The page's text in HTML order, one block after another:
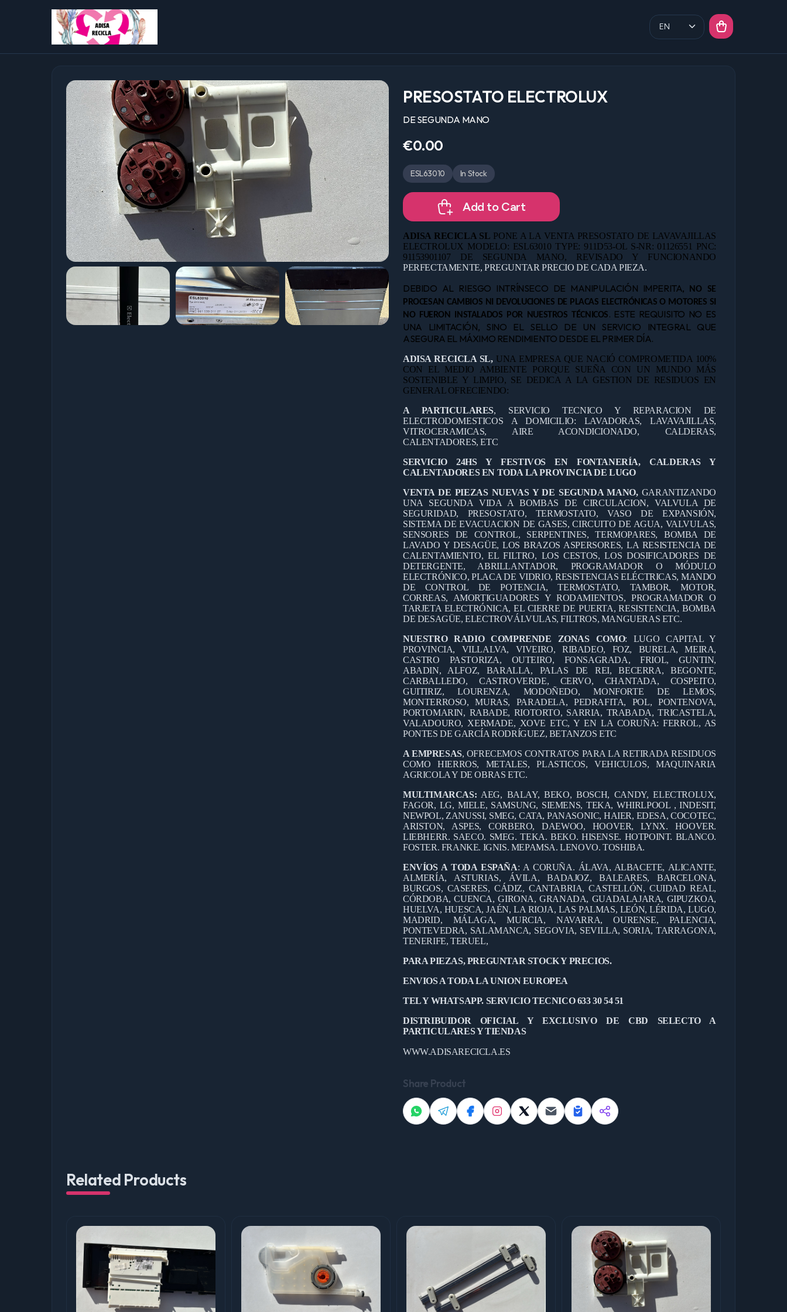
PRESOSTATO ELECTROLUX
DE SEGUNDA MANO
€0.00
ESL63010 In Stock
Add to Cart
ADISA RECICLA SL PONE A LA VENTA PRESOSTATO DE LAVAVAJILLAS
ELECTROLUX MODELO: ESL63010 TYPE: 911D53-OL S-NR: 01126551 PNC:
91153901107 DE SEGUNDA MANO, REVISADO Y FUNCIONANDO
PERFECTAMENTE, PREGUNTAR PRECIO DE CADA PIEZA.
DEBIDO AL RIESGO INTRÍNSECO DE MANIPULACIÓN IMPERITA,
NO SE
PROCESAN CAMBIOS NI DEVOLUCIONES DE PLACAS ELECTRÓNICAS O MOTORES SI
NO FUERON INSTALADOS POR NUESTROS TÉCNICOS. ESTE REQUISITO NO ES
UNA LIMITACIÓN, SINO EL SELLO DE UN SERVICIO INTEGRAL QUE
ASEGURA EL MÁXIMO RENDIMIENTO DESDE EL PRIMER DÍA.
ADISA RECICLA SL, UNA EMPRESA QUE NACIÓ COMPROMETIDA 100%
CON EL MEDIO AMBIENTE PORQUE SUEÑA CON UN MUNDO MÁS
SOSTENIBLE Y LIMPIO, SE DEDICA A LA GESTION DE RESIDUOS EN
GENERAL OFRECIENDO:
A PARTICULARES, SERVICIO TECNICO Y REPARACION DE
ELECTRODOMESTICOS A DOMICILIO: LAVADORAS, LAVAVAJILLAS,
VITROCERAMICAS, AIRE ACONDICIONADO, CALDERAS,
CALENTADORES, ETC
SERVICIO 24HS Y FESTIVOS EN FONTANERÍA, CALDERAS Y
CALENTADORES EN TODA LA PROVINCIA DE LUGO
VENTA DE PIEZAS NUEVAS Y DE SEGUNDA MANO,GARANTIZANDO
UNA SEGUNDA VIDA A BOMBAS DE CIRCULACION, VALVULA DE
SEGURIDAD, PRESOSTATO, TERMOSTATO, VASO DE EXPANSIÓN,
SISTEMA DE EVACUACION DE GASES, CIRCUITO DE AGUA, VALVULAS,
SENSORES DE CONTROL, SERPENTINES, TERMOPARES, BOMBA DE
LAVADO Y DESAGÜE, LOS BRAZOS ASPERSORES, LA RESISTENCIA DE
CALENTAMIENTO, EL FILTRO, LOS CESTOS, LOS DOSIFICADORES DE
DETERGENTE, ABRILLANTADOR, PROGRAMADOR O MÓDULO
ELECTRÓNICO, PLACA DE VIDRIO, RESISTENCIAS ELÉCTRICAS, MANDO
DE CONTROL DE POTENCIA, TERMOSTATO, TAMBOR, MOTOR,
CORREAS, AMORTIGUADORES Y RODAMIENTOS, PROGRAMADOR O
TARJETA ELECTRÓNICA, EL CIERRE DE PUERTA, RESISTENCIA, BOMBA
DE DESAGÜE, ELECTROVÁLVULAS, FILTROS, MANGUERAS ETC.
NUESTRO RADIO COMPRENDE ZONAS COMO: LUGO CAPITAL Y
PROVINCIA, VILLALVA, VIVEIRO, RIBADEO, FOZ, BURELA, MEIRA,
CASTRO PASTORIZA, OUTEIRO, FONSAGRADA, FRIOL, GUNTIN,
ABADIN, ALFOZ, BARALLA, PALAS DE REI, BECERRA, BEGONTE,
CARBALLEDO, CASTROVERDE, CERVO, CHANTADA, COSPEITO,
GUITIRIZ, LOURENZA, MODOÑEDO, MONFORTE DE LEMOS,
MONTERROSO, MURAS, PARADELA, PEDRAFITA, POL, PONTENOVA,
PORTOMARIN, RABADE, RIOTORTO, SARRIA, TRABADA, TRICASTELA,
VALADOURO, XERMADE, XOVE ETC, Y EN LA CORUÑA: FERROL, AS
PONTES DE GARCÍA RODRÍGUEZ, BETANZOS ETC
A EMPRESAS, OFRECEMOS CONTRATOS PARA LA RETIRADA RESIDUOS
COMO HIERROS, METALES, PLASTICOS, VEHICULOS, MAQUINARIA
AGRICOLA Y DE OBRAS ETC.
MULTIMARCAS: AEG, BALAY, BEKO, BOSCH, CANDY, ELECTROLUX,
FAGOR, LG, MIELE, SAMSUNG, SIEMENS, TEKA, WHIRLPOOL , INDESIT,
NEWPOL, ZANUSSI, SMEG, CATA, PANASONIC, HAIER, EDESA, COCOTEC,
ARISTON, ASPES, CORBERO, DAEWOO, HOOVER, LYNX. HOOVER.
LIEBHERR. SAECO. SMEG. TEKA. BEKO. HISENSE. HOTPOINT. BLANCO.
FOSTER. FRANKE. IGNIS. MEPAMSA. LENOVO. TOSHIBA.
ENVÍOS A TODA ESPAÑA: A CORUÑA. ÁLAVA, ALBACETE, ALICANTE,
ALMERÍA, ASTURIAS, ÁVILA, BADAJOZ, BALEARES, BARCELONA,
BURGOS, CASERES, CÁDIZ, CANTABRIA, CASTELLÓN, CUIDAD REAL,
CÓRDOBA, CUENCA, GIRONA, GRANADA, GUADALAJARA, GIPUZKOA,
HUELVA, HUESCA, JAÉN, LA RIOJA, LAS PALMAS, LEÓN, LÉRIDA, LUGO,
MADRID, MÁLAGA, MURCIA, NAVARRA, OURENSE, PALENCIA,
PONTEVEDRA, SALAMANCA, SEGOVIA, SEVILLA, SORIA, TARRAGONA,
TENERIFE, TERUEL,
PARA PIEZAS, PREGUNTAR STOCK Y PRECIOS.
ENVIOS A TODA LA UNION EUROPEA
TEL Y WHATSAPP. SERVICIO TECNICO 633 30 54 51
DISTRIBUIDOR OFICIAL Y EXCLUSIVO DE CBD SELECTO A
PARTICULARES Y TIENDAS
WWW.ADISARECICLA.ES
Share Product
Related Products